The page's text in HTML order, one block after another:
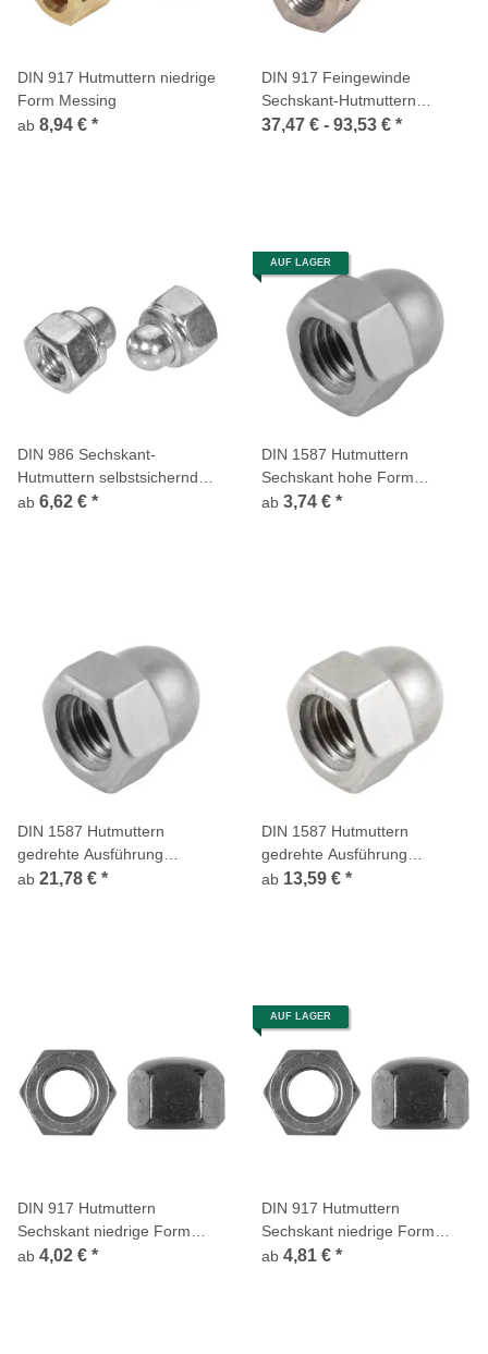
DIN 917 Hutmuttern niedrige
Form Messing
ab 8,94 € *
DIN 917 Feingewinde
Sechskant-Hutmuttern
niedrige Form Stahl blank
37,47 € - 93,53 € *
DIN 986 Sechskant-
Hutmuttern selbstsichernd
Edelstahl A2
ab 6,62 € *
AUF LAGER
DIN 1587 Hutmuttern
Sechskant hohe Form
Edelstahl A4
ab 3,74 € *
DIN 1587 Hutmuttern
gedrehte Ausführung
Sechskant hohe Form
ab 21,78 € *
DIN 1587 Hutmuttern
gedrehte Ausführung
Sechskant hohe Form
ab 13,59 € *
DIN 917 Hutmuttern
Sechskant niedrige Form
Edelstahl A4
ab 4,02 € *
AUF LAGER
DIN 917 Hutmuttern
Sechskant niedrige Form
Edelstahl A2
ab 4,81 € *